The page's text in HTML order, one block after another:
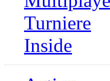
Turniere
Inside